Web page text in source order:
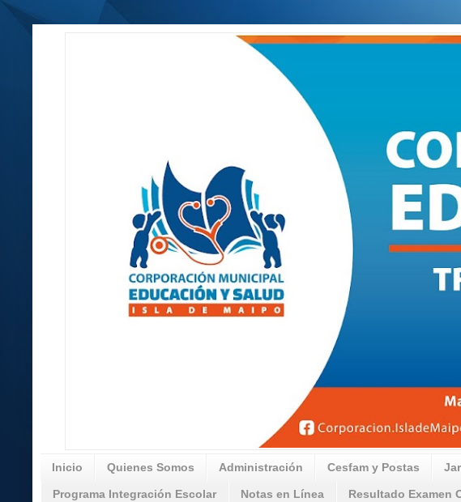
Inicio Quienes Somos Administración Cesfam y Postas
Programa Integración Escolar Notas en Línea Resultado Examen